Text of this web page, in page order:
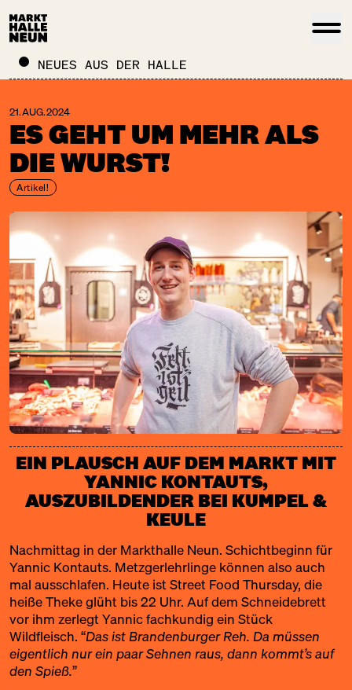
NEUES AUS DER HALLE
21. AUG. 2024
ES GEHT UM MEHR ALS
DIE WURST!
Artikel!
EIN PLAUSCH AUF DEM MARKT MIT
YANNIC KONTAUTS,
AUSZUBILDENDER BEI KUMPEL &
KEULE
Nachmittag in der Markthalle Neun. Schichtbeginn für
Yannic Kontauts. Metzgerlehrlinge können also auch
mal ausschlafen. Heute ist Street Food Thursday, die
heiße Theke glüht bis 22 Uhr. Auf dem Schneidebrett
vor ihm zerlegt Yannic fachkundig ein Stück
Wildfleisch. “Das ist Brandenburger Reh. Da müssen
eigentlich nur ein paar Sehnen raus, dann kommt’s auf
den Spieß.”